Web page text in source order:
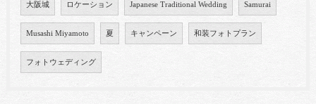
大阪城 ロケーション Japanese Traditional Wedding Samurai
Musashi Miyamoto 夏 キャンペーン 和装フォトプラン
フォトウェディング